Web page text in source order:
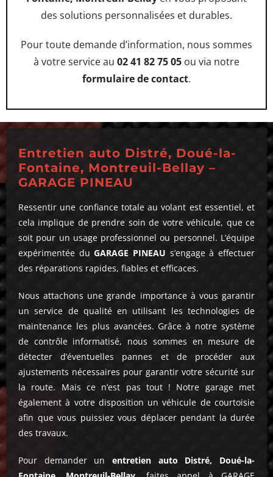
des solutions personnalisées et durables.
Pour toute demande d’information, nous sommes
à votre service au 02 41 82 75 05 ou via notre
formulaire de contact.
Entretien auto Distré, Doué-la-
Fontaine, Montreuil-Bellay –
GARAGE PINEAU
Ressentir une confiance totale au volant est essentiel, et
cela implique de prendre soin de votre véhicule, que ce
soit pour un usage professionnel ou personnel. L’équipe
expérimentée duGARAGE PINEAU s’engage à effectuer
des réparations rapides, fiables et efficaces.
Nous attachons une grande importance à vous garantir
un service de qualité en utilisant les technologies de
maintenance les plus avancées. Grâce à notre système
de contrôle informatisé, nous sommes en mesure de
détecter d’éventuelles pannes et de procéder aux
ajustements nécessaires pour garantir votre sécurité sur
la route. Mais ce n’est pas tout ! Notre garage met
également à votre disposition un véhicule de courtoisie
afin que vous puissiez vous déplacer pendant la durée
des travaux.
Pour demander un entretien auto Distré, Doué-la-